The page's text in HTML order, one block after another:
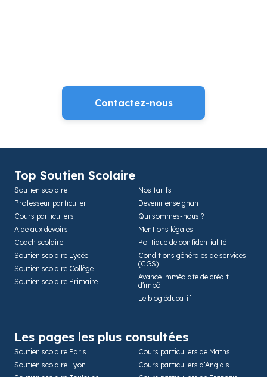
Contactez-nous
Top Soutien Scolaire
Soutien scolaire
Professeur particulier
Cours particuliers
Aide aux devoirs
Coach scolaire
Soutien scolaire Lycée
Soutien scolaire Collège
Soutien scolaire Primaire
Nos tarifs
Devenir enseignant
Qui sommes-nous ?
Mentions légales
Politique de confidentialité
Conditions générales de services
(CGS)
Avance immédiate de crédit
d'impôt
Le blog éducatif
Les pages les plus consultées
Soutien scolaire Paris
Soutien scolaire Lyon
Cours particuliers de Maths
Cours particuliers d’Anglais